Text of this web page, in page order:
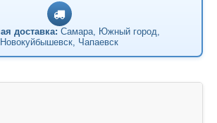
доставка: Самара, Южный город,
Новокуйбышевск, Чапаевск